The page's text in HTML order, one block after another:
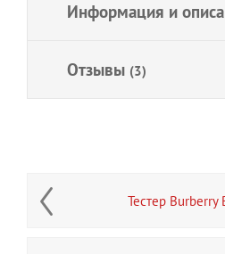
Информация и
Отзывы (3)
Тестер Burberry